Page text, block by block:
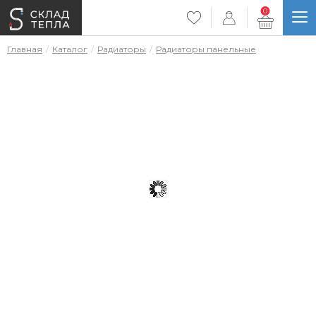
0
Главная Каталог Радиаторы Радиаторы панельные